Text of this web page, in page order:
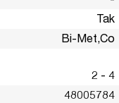
Tak
Bi-Met,Co
2 - 4
48005784